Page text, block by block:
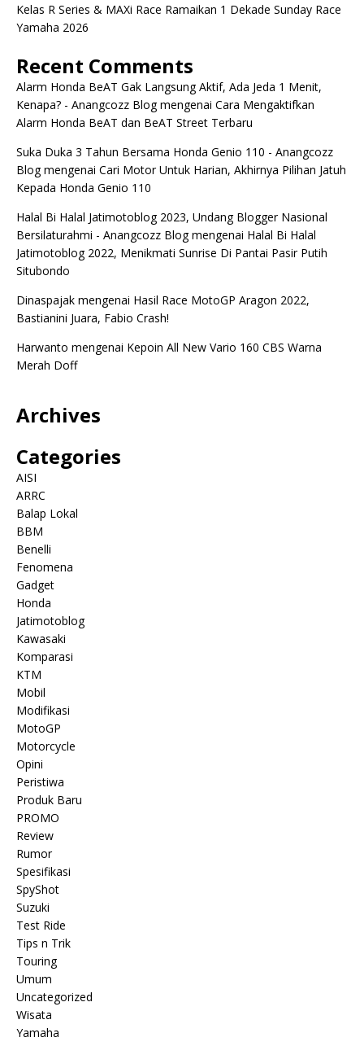
Kelas R Series & MAXi Race Ramaikan 1 Dekade Sunday Race
Yamaha 2026
Recent Comments
Alarm Honda BeAT Gak Langsung Aktif, Ada Jeda 1 Menit,
Kenapa? - Anangcozz Blogmengenai Cara Mengaktifkan
Alarm Honda BeAT dan BeAT Street Terbaru
Suka Duka 3 Tahun Bersama Honda Genio 110 - Anangcozz
Blogmengenai Cari Motor Untuk Harian, Akhirnya Pilihan Jatuh
Kepada Honda Genio 110
Halal Bi Halal Jatimotoblog 2023, Undang Blogger Nasional
Bersilaturahmi - Anangcozz Blogmengenai Halal Bi Halal
Jatimotoblog 2022, Menikmati Sunrise Di Pantai Pasir Putih
Situbondo
Dinaspajak mengenai Hasil Race MotoGP Aragon 2022,
Bastianini Juara, Fabio Crash!
Harwanto mengenai Kepoin All New Vario 160 CBS Warna
Merah Doff
Archives
Categories
AISI
ARRC
Balap Lokal
BBM
Benelli
Fenomena
Gadget
Honda
Jatimotoblog
Kawasaki
Komparasi
KTM
Mobil
Modifikasi
MotoGP
Motorcycle
Opini
Peristiwa
Produk Baru
PROMO
Review
Rumor
Spesifikasi
SpyShot
Suzuki
Test Ride
Tips n Trik
Touring
Umum
Uncategorized
Wisata
Yamaha